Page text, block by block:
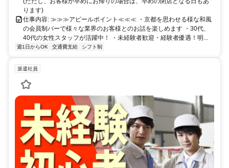
ります)
仕事内容: ≫≫≫アピールポイント≪≪≪ ・京都を思わせる様な和風
の会員制バーで様々な業界のお客様とのお話を楽しめます ・30代、
40代の女性スタッフが活躍中！ ・未経験者歓迎・経験者優遇！明...
週1日からOK 交通費支給 シフト制
派遣社員